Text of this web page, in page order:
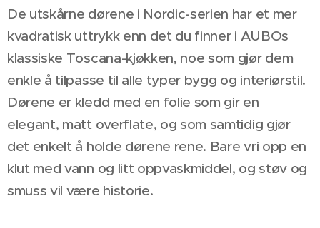
De utskårne dørene i Nordic-serien har et mer
kvadratisk uttrykk enn det du finner i AUBOs
klassiske Toscana-kjøkken, noe som gjør dem
enkle å tilpasse til alle typer bygg og interiørstil.
Dørene er kledd med en folie som gir en
elegant, matt overflate, og som samtidig gjør
det enkelt å holde dørene rene. Bare vri opp en
klut med vann og litt oppvaskmiddel, og støv og
smuss vil være historie.